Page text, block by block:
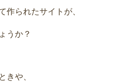
作られたサイトが、
うか？
きや、